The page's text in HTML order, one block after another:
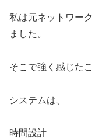
私は元ネットワー
ました。
そこで強く感じた
システムは、
時間設計